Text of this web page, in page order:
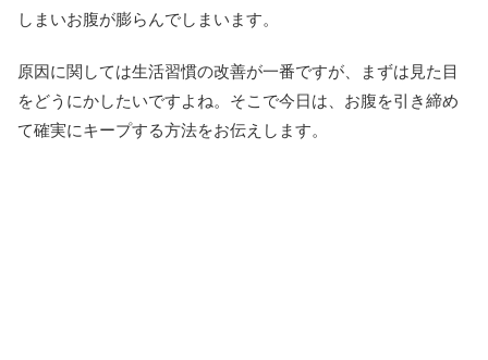
しまいお腹が膨らんでしまいます。
原因に関しては生活習慣の改善が一番ですが、まずは見た目
をどうにかしたいですよね。そこで今日は、お腹を引き締め
て確実にキープする方法をお伝えします。